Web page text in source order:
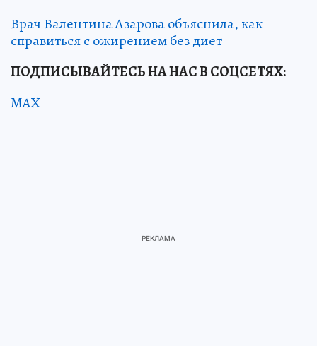
Врач Валентина Азарова объяснила, как
справиться с ожирением без диет
ПОДПИСЫВАЙТЕСЬ НА НАС В СОЦСЕТЯХ:
MAX